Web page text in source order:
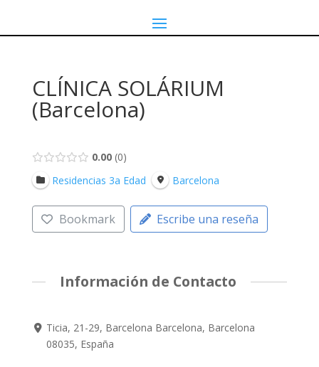
CLÍNICA SOLÁRIUM
(Barcelona)
0.00 0
Residencias 3a Edad
Barcelona
Bookmark Escribe una reseña
Información de Contacto
Ticia, 21-29, Barcelona Barcelona, Barcelona
08035, España